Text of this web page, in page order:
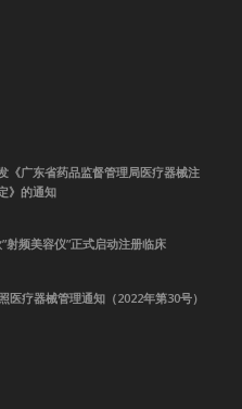
《广东省药品监督管理局医疗器械注
》的通知
频美容仪”正式启动注册临床
疗器械管理通知（2022年第30号）